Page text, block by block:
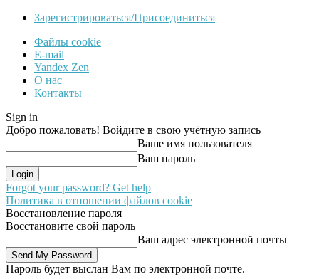
Зарегистрироваться/Присоединиться
Файлы cookie
E-mail
Yandex Zen
О нас
Контакты
Sign in
Добро пожаловать! Войдите в свою учётную запись
Ваше имя пользователя
Ваш пароль
Forgot your password? Get help
Политика в отношении файлов cookie
Восстановление пароля
Восстановите свой пароль
Ваш адрес электронной почты
Пароль будет выслан Вам по электронной почте.